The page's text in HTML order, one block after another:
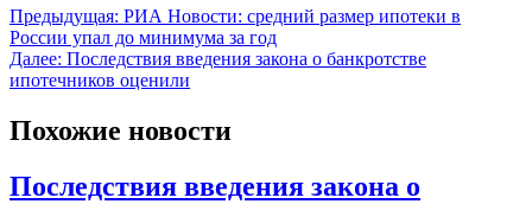
Предыдущая: РИА Новости: средний размер ипотеки в
России упал до минимума за год
Далее: Последствия введения закона о банкротстве
ипотечников оценили
Похожие новости
Последствия введения закона о